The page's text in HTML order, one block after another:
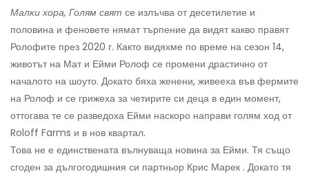
Малки хора, Голям свят се излъчва от десетилетие и
половина и феновете нямат търпение да видят какво правят
Ролофите през 2020 г. Както видяхме по време на сезон 14,
животът на Мат и Ейми Ролоф се промени драстично от
началото на шоуто. Докато бяха женени, живееха във фермите
на Ролоф и се грижеха за четирите си деца в един момент,
оттогава те се разведоха Ейми наскоро направи голям ход от
Roloff Farms и в нов квартал.
Това не е единствената вълнуваща новина за Ейми. Тя също
сгоден за дългогодишния си партньор Крис Марек . Докато тя